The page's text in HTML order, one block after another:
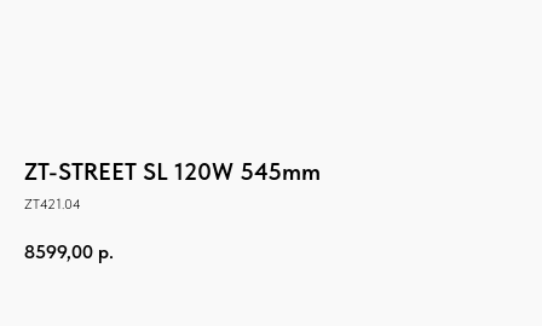
ZT-STREET SL 120W 545mm
ZT421.04
8599,00 р.